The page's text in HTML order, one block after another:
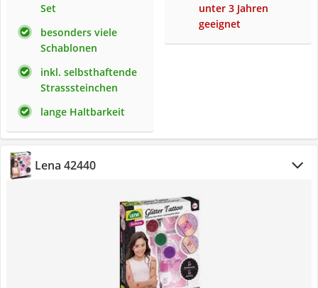
Set
besonders viele
Schablonen
inkl. selbsthaftende
Strasssteinchen
lange Haltbarkeit
unter 3 Jahren
geeignet
Lena 42440